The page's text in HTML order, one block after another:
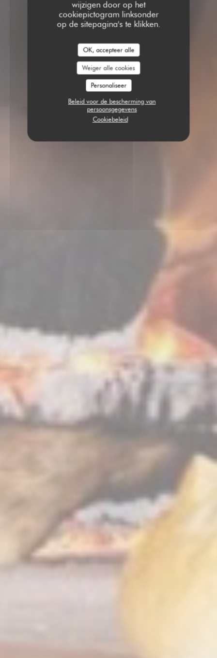
wijzigen door op het
cookiepictogram linksonder
op de sitepagina's te klikken.
OK, accepteer alle
Weiger alle cookies
Personaliseer
Beleid voor de bescherming van
persoonsgegevens
Cookiebeleid